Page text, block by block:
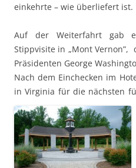
einkehrte – wie überliefert ist.
Auf der Weiterfahrt gab
Stippvisite in „Mont Vernon”,
Präsidenten George
Nach dem Einchecken im
in Virginia für die nächsten